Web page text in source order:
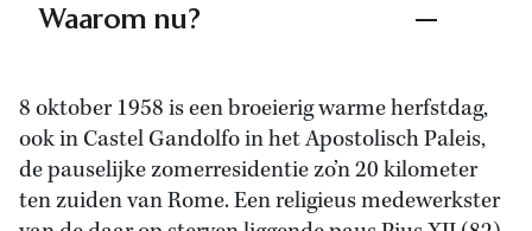
Waarom nu?
8 oktober 1958 is een broeierig warme herfstdag,
ook in Castel Gandolfo in het Apostolisch Paleis,
de pauselijke zomerresidentie zo’n 20 kilometer
ten zuiden van Rome. Een religieus medewerkster